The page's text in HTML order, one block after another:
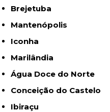
Brejetuba
Mantenópolis
Iconha
Marilândia
Água Doce do Norte
Conceição do Castelo
Ibiraçu